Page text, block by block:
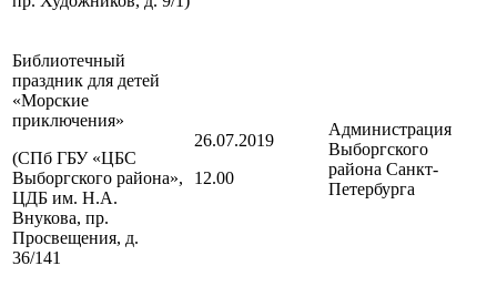
Библиотечный
праздник для детей
«Морские
приключения»
(СПб ГБУ «ЦБС
Выборгского района»,
ЦДБ им. Н.А.
Внукова, пр.
Просвещения, д.
36/141
26.07.2019
12.00
Администрация
Выборгского
района Санкт-
Петербурга